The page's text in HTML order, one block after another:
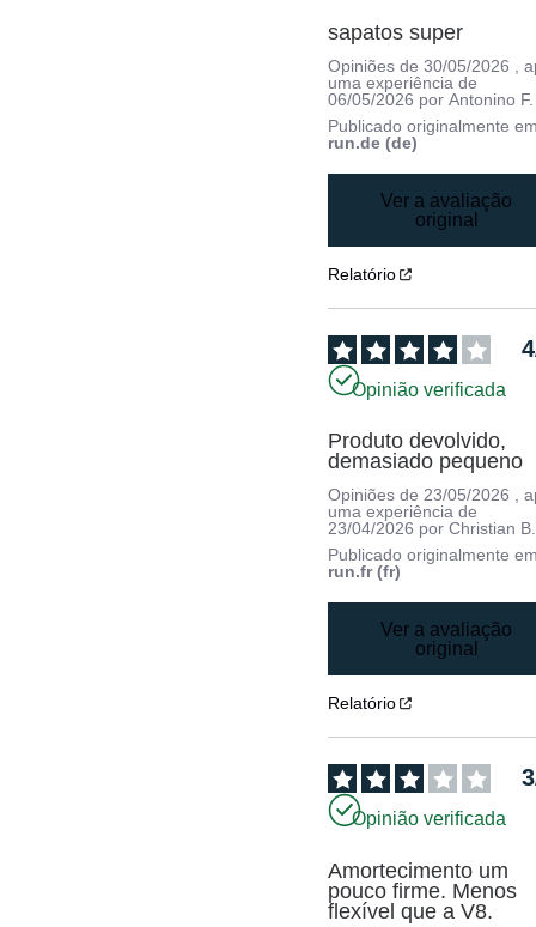
sapatos super
Opiniões de30/05/2026
,
uma experiência de
06/05/2026 porAntonino F.
Publicado originalmente
run.de (de)
Ver a avaliação
original
Relatório
4
Opinião verificada
Produto devolvido,
demasiado pequeno
Opiniões de23/05/2026 ,
uma experiência de
23/04/2026 porChristian B.
Publicado originalmente
run.fr (fr)
Ver a avaliação
original
Relatório
3
Opinião verificada
Amortecimento um
pouco firme. Menos
flexível que a V8.